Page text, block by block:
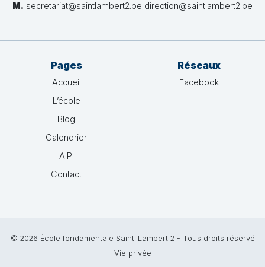
M. secretariat@saintlambert2.be direction@saintlambert2.be
Pages
Accueil
L’école
Blog
Calendrier
A.P.
Contact
Réseaux
Facebook
© 2026 École fondamentale Saint-Lambert 2 - Tous droits réservé
Vie privée